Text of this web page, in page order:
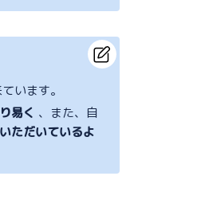
います。
易く 、また、自
ただいているよ